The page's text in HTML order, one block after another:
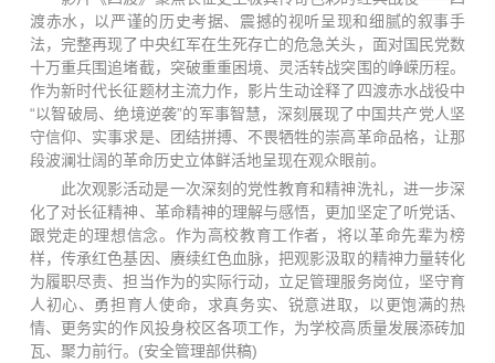
渡赤水，以严谨的历史考据、震撼的视听呈现和细腻的叙事手
法，完整再现了中央红军在生死存亡的危急关头，面对国民党数
十万重兵围追堵截，突破重重困境、灵活转战突围的峥嵘历程。
作为新时代长征题材主流力作，影片生动诠释了四渡赤水战役中
“以智破局、绝境逆袭”的军事智慧，深刻展现了中国共产党人坚
守信仰、实事求是、团结拼搏、不畏牺牲的崇高革命品格，让那
段波澜壮阔的革命历史立体鲜活地呈现在观众眼前。
此次观影活动是一次深刻的党性教育和精神洗礼，进一步深
化了对长征精神、革命精神的理解与感悟，更加坚定了听党话、
跟党走的理想信念。作为高校教育工作者，将以革命先辈为榜
样，传承红色基因、赓续红色血脉，把观影汲取的精神力量转化
为履职尽责、担当作为的实际行动，立足管理服务岗位，坚守育
人初心、勇担育人使命，求真务实、锐意进取，以更饱满的热
情、更务实的作风投身校区各项工作，为学校高质量发展添砖加
瓦、聚力前行。(安全管理部供稿)